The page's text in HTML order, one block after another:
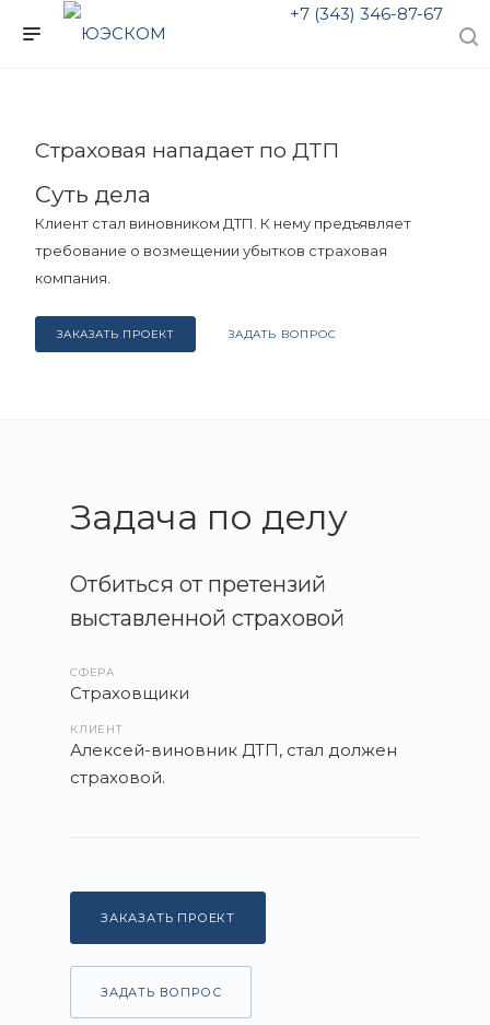
+7 (343) 346-87-67
Страховая нападает по ДТП
Суть дела
Клиент стал виновником ДТП. К нему предъявляет
требование о возмещении убытков страховая
компания.
ЗАКАЗАТЬ ПРОЕКТ ЗАДАТЬ ВОПРОС
Задача по делу
Отбиться от претензий
выставленной страховой
СФЕРА
Страховщики
КЛИЕНТ
Алексей-виновник ДТП, стал должен
страховой.
ЗАКАЗАТЬ ПРОЕКТ
ЗАДАТЬ ВОПРОС